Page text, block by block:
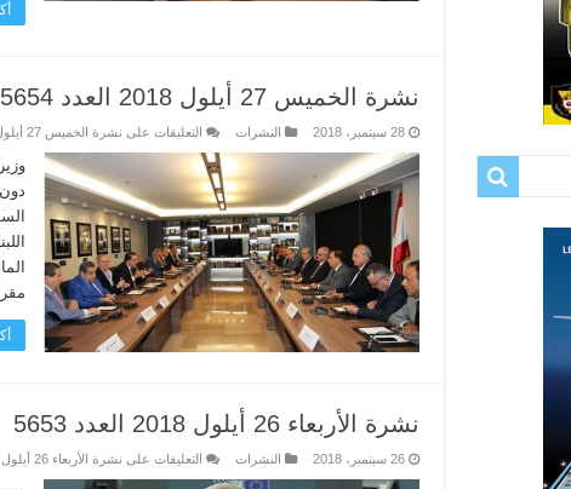
نشرة الخميس 27 أيلول 2018 العدد 5654
28 سبتمبر، 2018 النشرات التعليقات على نشرة الخميس 27 أيلول 2018 العدد 5654 مغلقة
نشرة الأربعاء 26 أيلول 2018 العدد 5653
26 سبتمبر، 2018 النشرات التعليقات على نشرة الأربعاء 26 أيلول 2018 العدد 5653 مغلقة